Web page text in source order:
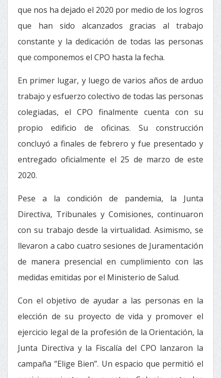
que nos ha dejado el 2020 por medio de los logros
que han sido alcanzados gracias al trabajo
constante y la dedicación de todas las personas
que componemos el CPO hasta la fecha.
En primer lugar, y luego de varios años de arduo
trabajo y esfuerzo colectivo de todas las personas
colegiadas, el CPO finalmente cuenta con su
propio edificio de oficinas. Su construcción
concluyó a finales de febrero y fue presentado y
entregado oficialmente el 25 de marzo de este
2020.
Pese a la condición de pandemia, la Junta
Directiva, Tribunales y Comisiones, continuaron
con su trabajo desde la virtualidad. Asimismo, se
llevaron a cabo cuatro sesiones de Juramentación
de manera presencial en cumplimiento con las
medidas emitidas por el Ministerio de Salud.
Con el objetivo de ayudar a las personas en la
elección de su proyecto de vida y promover el
ejercicio legal de la profesión de la Orientación, la
Junta Directiva y la Fiscalía del CPO lanzaron la
campaña “Elige Bien”. Un espacio que permitió el